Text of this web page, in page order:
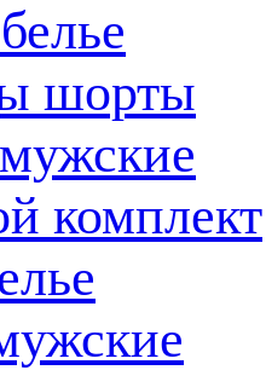
шорты
комплект